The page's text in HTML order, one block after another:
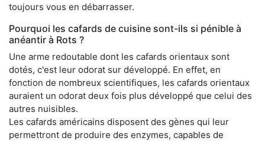
toujours vous en débarrasser.
Pourquoi les cafards de cuisine sont-ils si pénible à
anéantir à Rots ?
Une arme redoutable dont les cafards orientaux sont
dotés, c'est leur odorat sur développé. En effet, en
fonction de nombreux scientifiques, les cafards orientaux
auraient un odorat deux fois plus développé que celui des
autres nuisibles.
Les cafards américains disposent des gènes qui leur
permettront de produire des enzymes, capables de